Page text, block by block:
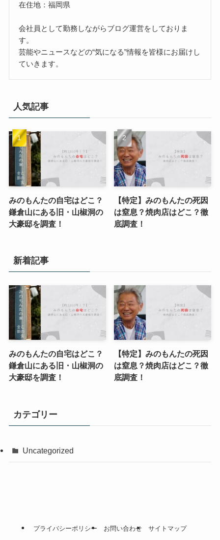
在住地：福岡県
会社員として勤務しながらブログ運営をしておりま
す。
芸能やニュースなどの“気になる”情報を皆様にお届けし
ていきます。
人気記事
みのもんたの自宅はどこ？
鎌倉山にある旧・山椒洞の
大豪邸を調査！
【特定】みのもんたの死因
は窒息？焼肉店はどこ？徹
底調査！
新着記事
みのもんたの自宅はどこ？
鎌倉山にある旧・山椒洞の
大豪邸を調査！
【特定】みのもんたの死因
は窒息？焼肉店はどこ？徹
底調査！
カテゴリー
Uncategorized
プライバシーポリシー お問い合わせ サイトマップ